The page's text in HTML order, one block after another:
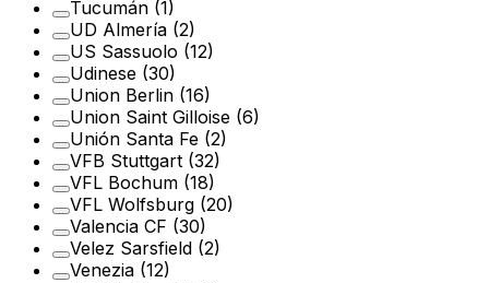
Tucumán (1)
UD Almería (2)
US Sassuolo (12)
Udinese (30)
Union Berlin (16)
Union Saint Gilloise (6)
Unión Santa Fe (2)
VFB Stuttgart (32)
VFL Bochum (18)
VFL Wolfsburg (20)
Valencia CF (30)
Velez Sarsfield (2)
Venezia (12)